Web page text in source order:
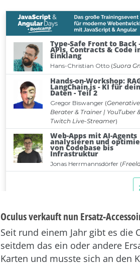
Oculus verkauft nun Ersatz-
Seit rund einem Jahr gibt es die
seitdem das ein oder andere
Karten und musste sich an den